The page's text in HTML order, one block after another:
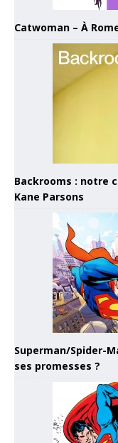
Catwoman – À
Backrooms : notre
Kane Parsons
Superman/Spider-
ses promesses ?